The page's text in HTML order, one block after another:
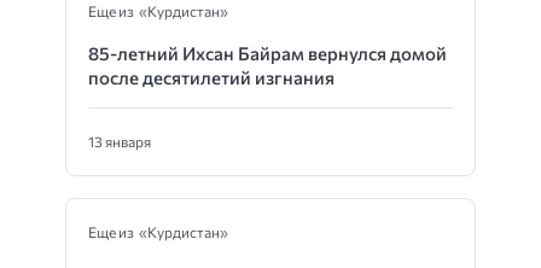
Еще из «Курдистан»
85-летний Ихсан Байрам вернулся домой
после десятилетий изгнания
13 января
Еще из «Курдистан»